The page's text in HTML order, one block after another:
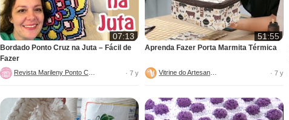
07:13
Bordado Ponto Cruz na Juta – Fácil de
Fazer
· 7 y
51:55
Aprenda Fazer Porta Marmita Térmica
· 7 y